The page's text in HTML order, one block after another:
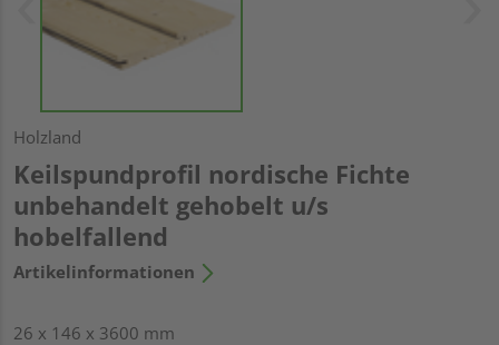
Holzland
Keilspundprofil nordische Fichte
unbehandelt gehobelt u/s
hobelfallend
Artikelinformationen
26 x 146 x 3600 mm